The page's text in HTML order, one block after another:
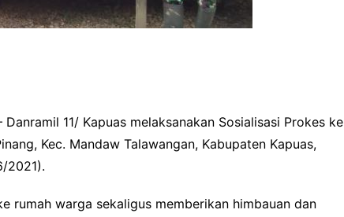
Danramil 11/ Kapuas melaksanakan Sosialisasi Prokes ke
Kec. Mandaw Talawangan, Kabupaten Kapuas,
2021).
rumah warga sekaligus memberikan himbauan dan